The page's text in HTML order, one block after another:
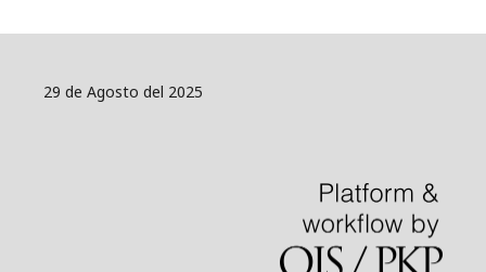
29 de Agosto del 2025